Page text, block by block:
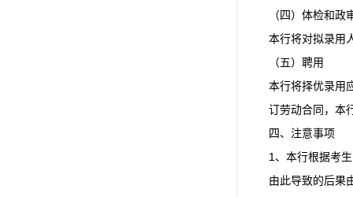
（四）体检和政
本行将对拟录用
（五）聘用
本行将择优录用
订劳动合同，本
四、注意事项
1、本行根据考
由此导致的后果